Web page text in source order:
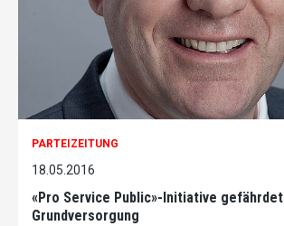
PARTEIZEITUNG
18.05.2016
«Pro Service Public»-Initiative gefährdet
Grundversorgung